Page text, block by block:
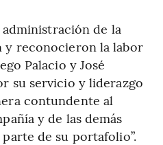
de la
y reconocieron la labor
Palacio y José
su servicio y liderazgo
contundente al
y de las demás
de su portafolio”.